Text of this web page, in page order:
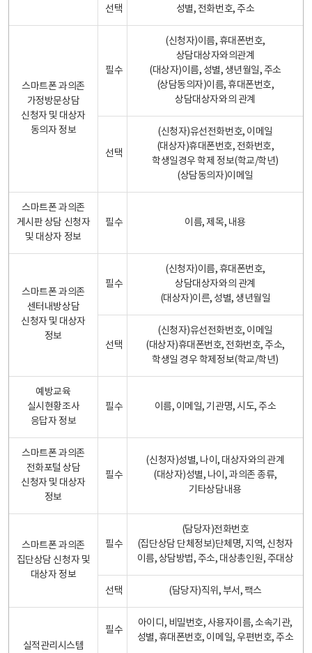
선택 성별, 전화번호, 주소
스마트폰 과의존
가정방문상담
신청자 및 대상자
동의자 정보
필수
(신청자)이름, 휴대폰번호,
상담대상자와의관계
(대상자)이름, 성별, 생년월일, 주소
(상담동의자)이름, 휴대폰번호,
상담대상자와의 관계
선택
(신청자)유선전화번호, 이메일
(대상자)휴대폰번호, 전화번호,
학생일경우 학제 정보(학교/학년)
(상담동의자)이메일
스마트폰 과의존
게시판 상담 신청자
및 대상자 정보
필수 이름, 제목, 내용
스마트폰 과의존
센터내방상담
신청자 및 대상자
정보
필수
(신청자)이름, 휴대폰번호,
상담대상자와의 관계
(대상자)이른, 성별, 생년월일
선택
(신청자)유선전화번호, 이메일
(대상자)휴대폰번호, 전화번호, 주소,
학생일 경우 학제정보(학교/학년)
예방교육
실시현황조사
응답자 정보
필수 이름, 이메일, 기관명, 시도, 주소
스마트폰 과의존
전화포털 상담
신청자 및 대상자
정보
필수
(신청자)성별, 나이, 대상자와의 관계
(대상자)성별, 나이, 과의존 종류,
기타상담내용
스마트폰 과의존
집단상담 신청자 및
대상자 정보
필수
(담당자)전화번호
(집단상담 단체정보)단체명, 지역, 신청자
이름, 상담방법, 주소, 대상총인원, 주대상
선택 (담당자)직위, 부서, 팩스
실적관리시스템
필수
아이디, 비밀번호, 사용자이름, 소속기관,
성별, 휴대폰번호, 이메일, 우편번호, 주소